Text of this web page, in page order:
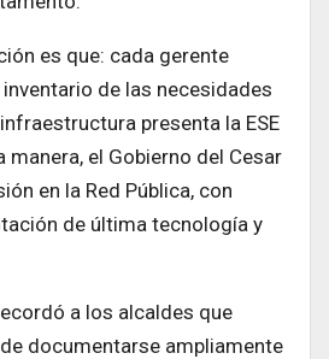
es que: cada gerente
de las necesidades
presenta la ESE
manera, el Gobierno del Cesar
en la Red Pública, con
de última tecnología y
a los alcaldes que
documentarse ampliamente